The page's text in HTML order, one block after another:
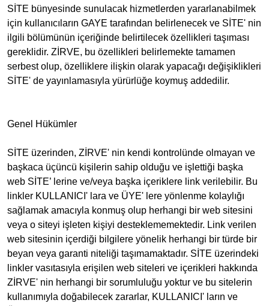
SİTE bünyesinde sunulacak hizmetlerden yararlanabilmek
için kullanıcıların GAYE tarafından belirlenecek ve SİTE' nin
ilgili bölümünün içeriğinde belirtilecek özellikleri taşıması
gereklidir. ZİRVE, bu özellikleri belirlemekte tamamen
serbest olup, özelliklere ilişkin olarak yapacağı değişiklikleri
SİTE' de yayınlamasıyla yürürlüğe koymuş addedilir.
Genel Hükümler
SİTE üzerinden, ZİRVE' nin kendi kontrolünde olmayan ve
başkaca üçüncü kişilerin sahip olduğu ve işlettiği başka
web SİTE’ lerine ve/veya başka içeriklere link verilebilir. Bu
linkler KULLANICI' lara ve ÜYE' lere yönlenme kolaylığı
sağlamak amacıyla konmuş olup herhangi bir web sitesini
veya o siteyi işleten kişiyi desteklememektedir. Link verilen
web sitesinin içerdiği bilgilere yönelik herhangi bir türde bir
beyan veya garanti niteliği taşımamaktadır. SİTE üzerindeki
linkler vasıtasıyla erişilen web siteleri ve içerikleri hakkında
ZİRVE' nin herhangi bir sorumluluğu yoktur ve bu sitelerin
kullanımıyla doğabilecek zararlar, KULLANICI' ların ve